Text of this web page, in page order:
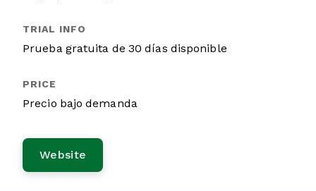
Prueba gratuita de 30 días disponible
Precio bajo demanda
Website